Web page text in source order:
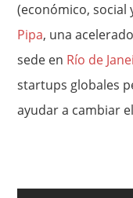
(económico, social
Pipa, una
sede en Río de
startups globales
ayudar a cambiar